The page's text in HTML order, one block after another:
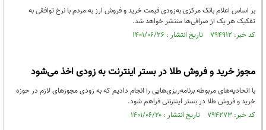
بر اساس اعلام بانک مرکزی به‌زودی قیمت خرید و فروش ارز به مردم با نرخ توافقی به
تفکیک هر یک از صرافی‌ها منتشر خواهد شد.
کد خبر: ۷۹۴۹۱۲ تاریخ انتشار : ۱۴۰۱/۰۶/۲۶
مجوز‌ خرید و فروش طلا در بستر اینترنت به زودی اخذ می‌شود
با اتحادیه‌های مربوطه برنامه‌ریزی‌هایی را انجام دادیم که به زودی مجوز‌های لازم در حوزه
خرید و فروش طلا در بستر اینترنتی فراهم شود.
کد خبر: ۷۹۴۲۷۳ تاریخ انتشار : ۱۴۰۱/۰۶/۲۰